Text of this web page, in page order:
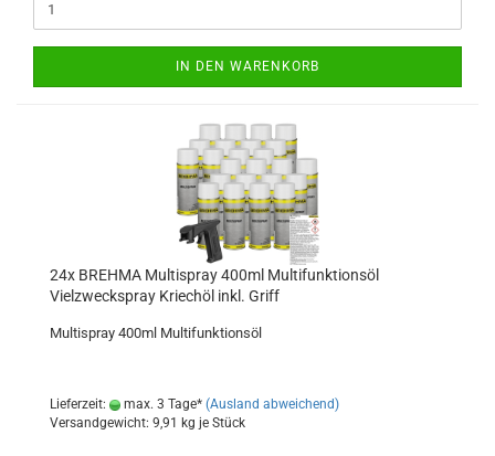
IN DEN WARENKORB
24x BREHMA Multispray 400ml Multifunktionsöl
Vielzweckspray Kriechöl inkl. Griff
Multispray 400ml Multifunktionsöl
Lieferzeit: max. 3 Tage* (Ausland abweichend)
Versandgewicht: 9,91 kg je Stück